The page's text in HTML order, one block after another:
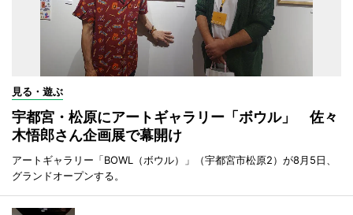
見る・遊ぶ
宇都宮・松原にアートギャラリー「ボウル」 佐々
木悟郎さん企画展で幕開け
アートギャラリー「BOWL（ボウル）」（宇都宮市松原2）が8月5日、
グランドオープンする。